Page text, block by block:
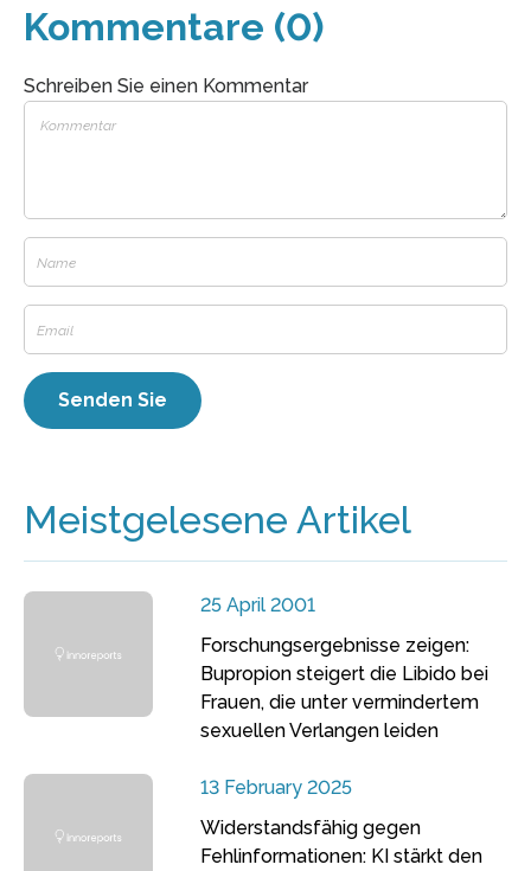
Kommentare (0)
Schreiben Sie einen Kommentar
Meistgelesene Artikel
25 April 2001
Forschungsergebnisse zeigen:
Bupropion steigert die Libido bei
Frauen, die unter vermindertem
sexuellen Verlangen leiden
13 February 2025
Widerstandsfähig gegen
Fehlinformationen: KI stärkt den